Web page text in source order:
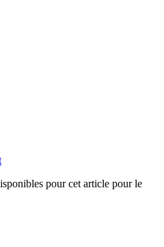
pour cet article pour le